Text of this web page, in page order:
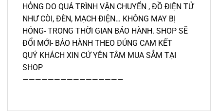
HỎNG DO QUÁ TRÌNH VẬN CHUYỂN , ĐỒ ĐIỆN TỬ
NHƯ CÒI, ĐÈN, MẠCH ĐIỆN… KHÔNG MAY BỊ
HỎNG- TRONG THỜI GIAN BẢO HÀNH. SHOP SẼ
ĐỔI MỚI- BẢO HÀNH THEO ĐÚNG CAM KẾT
QUÝ KHÁCH XIN CỨ YÊN TÂM MUA SẮM TẠI
SHOP
————————————————